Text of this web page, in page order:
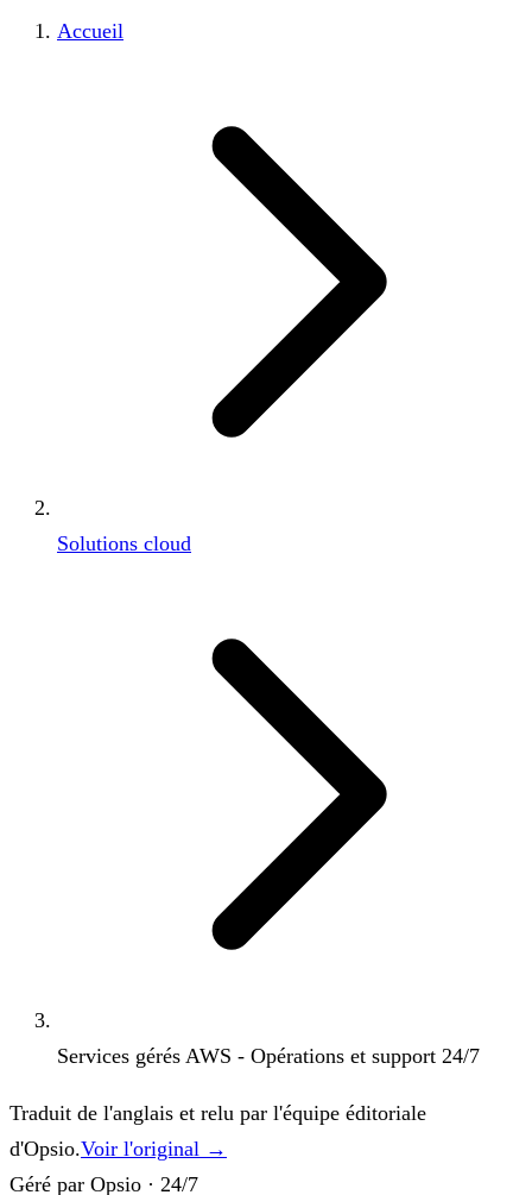
Accueil
Solutions cloud
Services gérés AWS - Opérations et support 24/7
Traduit de l'anglais et relu par l'équipe éditoriale
d'Opsio.Voir l'original →
Géré par Opsio · 24/7